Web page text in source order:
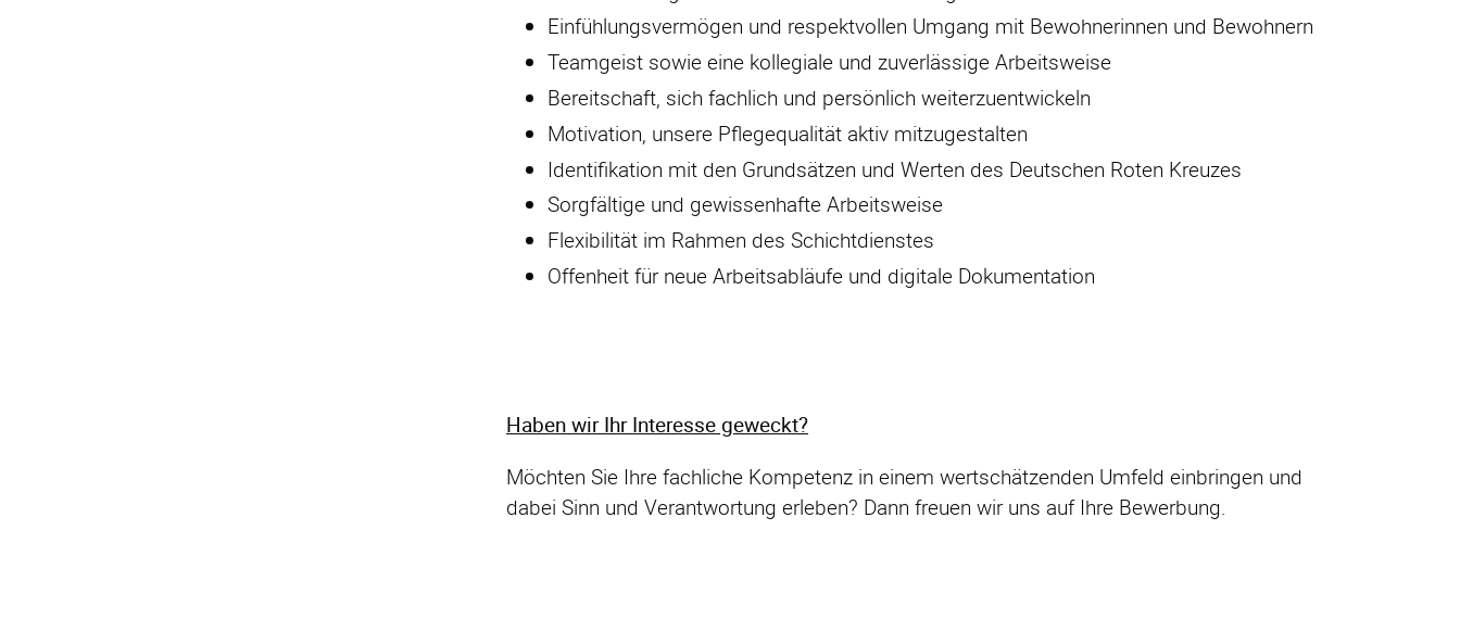
Einfühlungsvermögen und respektvollen Umgang mit Bewohnerinnen und Bewohnern
Teamgeist sowie eine kollegiale und zuverlässige Arbeitsweise
Bereitschaft, sich fachlich und persönlich weiterzuentwickeln
Motivation, unsere Pflegequalität aktiv mitzugestalten
Identifikation mit den Grundsätzen und Werten des Deutschen Roten Kreuzes
Sorgfältige und gewissenhafte Arbeitsweise
Flexibilität im Rahmen des Schichtdienstes
Offenheit für neue Arbeitsabläufe und digitale Dokumentation
Haben wir Ihr Interesse geweckt?
Möchten Sie Ihre fachliche Kompetenz in einem wertschätzenden Umfeld einbringen und
dabei Sinn und Verantwortung erleben? Dann freuen wir uns auf Ihre Bewerbung.